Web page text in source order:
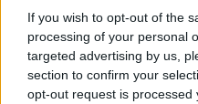
If you wish to opt-out of the
processing of your personal
targeted advertising by us,
section to confirm your
opt-out request is processed